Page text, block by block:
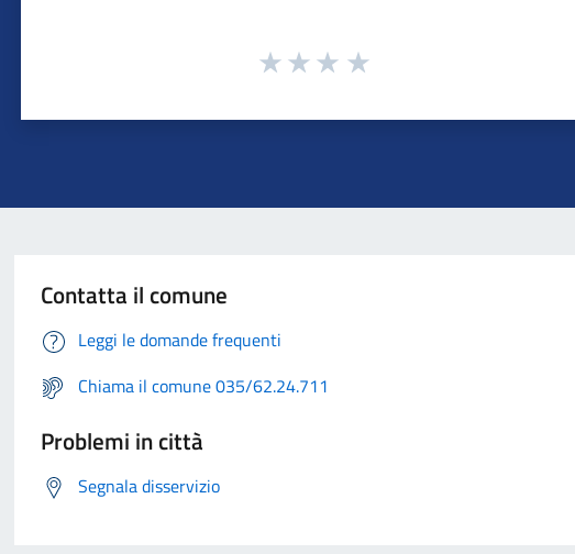
Contatta il comune
Leggi le domande frequenti
Chiama il comune 035/62.24.711
Problemi in città
Segnala disservizio